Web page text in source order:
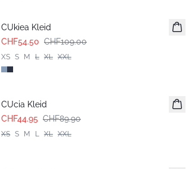
CUkiea Kleid
CHF54.50 CHF109.00
XS S M L XL XXL
CUcia Kleid
CHF44.95 CHF89.90
XS S M L XL XXL